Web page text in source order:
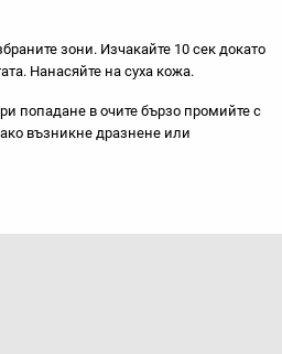
зони. Изчакайте 10 сек докато
Нанасяйте на суха кожа.
попадане в очите бързо промийте с
възникне дразнене или